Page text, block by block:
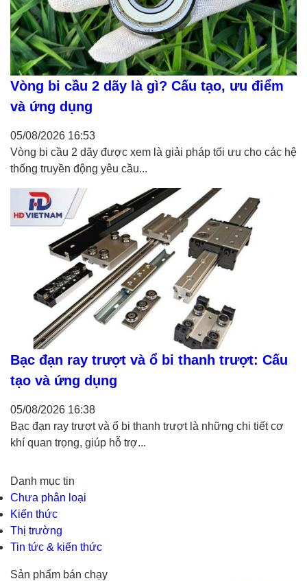
Vòng bi cầu 2 dãy là gì? Cấu tạo, ưu điểm
và ứng dụng
05/08/2026 16:53
Vòng bi cầu 2 dãy được xem là giải pháp tối ưu cho các hệ
thống truyền động yêu cầu...
Bạc đạn ray trượt và ổ bi thanh trượt: Cấu
tạo và ứng dụng
05/08/2026 16:38
Bạc đạn ray trượt và ổ bi thanh trượt là những chi tiết cơ
khí quan trọng, giúp hỗ trợ...
Danh mục tin
Chưa phân loại
Kiến thức
Thị trường
Tin tức & kiến thức
Sản phẩm bán chạy